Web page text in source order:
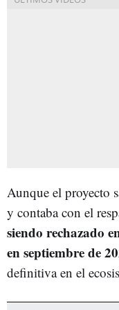
Aunque el proyecto
y contaba con el
siendo rechazado
en septiembre de
definitiva en el